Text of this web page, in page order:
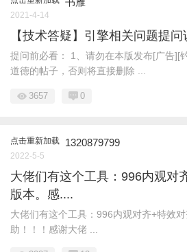
2021-4-14
【技术答疑】引擎相关问题提问
提问前必看： 1、请勿在本版发布[广告][
道德的帖子，否则将直接删除 ...
3657 0
点击重新加载 1320879799
2022-5-5
大佬们有这个工具：996内观对
版本。感....
大佬们有这个工具：996内观对齐+特效
助！！！感谢大佬 ...